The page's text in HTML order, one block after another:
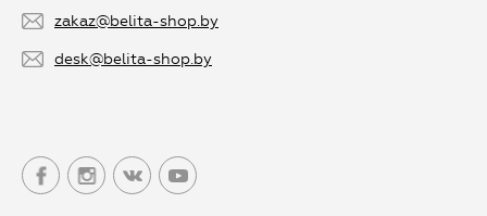
zakaz@belita-shop.by
desk@belita-shop.by